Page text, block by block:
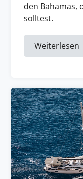
den Bahamas,
solltest.
Weiterlesen